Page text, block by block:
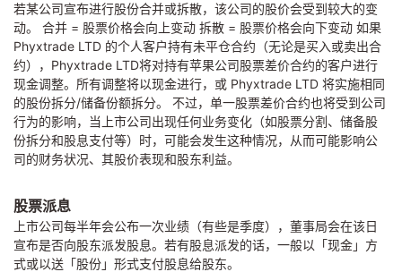
若某公司宣布进行股份合并或拆散，该公司的股价会受到较大的变
动。 合并 = 股票价格会向上变动 拆散 = 股票价格会向下变动 如果
Phyxtrade LTD 的个人客户持有未平仓合约（无论是买入或卖出合
约），Phyxtrade LTD将对持有苹果公司股票差价合约的客户进行
现金调整。所有调整将以现金进行，或 Phyxtrade LTD 将实施相同
的股份拆分/储备份额拆分。 不过，单一股票差价合约也将受到公司
行为的影响，当上市公司出现任何业务变化（如股票分割、储备股
份拆分和股息支付等）时，可能会发生这种情况，从而可能影响公
司的财务状况、其股价表现和股东利益。
股票派息
上市公司每半年会公布一次业绩（有些是季度），董事局会在该日
宣布是否向股东派发股息。若有股息派发的话，一般以「现金」方
式或以送「股份」形式支付股息给股东。